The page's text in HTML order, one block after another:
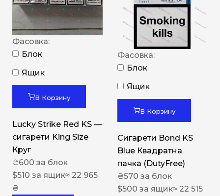
Фасовка:
Блок
Ящик
В Корзину
Lucky Strike Red KS —
сигарети King Size
Круг
₴600 за блок
$510 за ящик≈ 22 965
₴
Фасовка:
Блок
Ящик
В Корзину
Сигарети Bond KS
Blue Квадратна
пачка (DutyFree)
₴570 за блок
$500 за ящик≈ 22 515